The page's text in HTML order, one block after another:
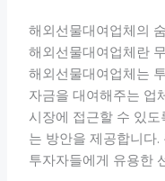
해외선물대여업체의
해외선물대여업체란
해외선물대여업체는
자금을 대여해주는 업
시장에 접근할 수 있
는 방안을 제공합니다
투자자들에게 유용한